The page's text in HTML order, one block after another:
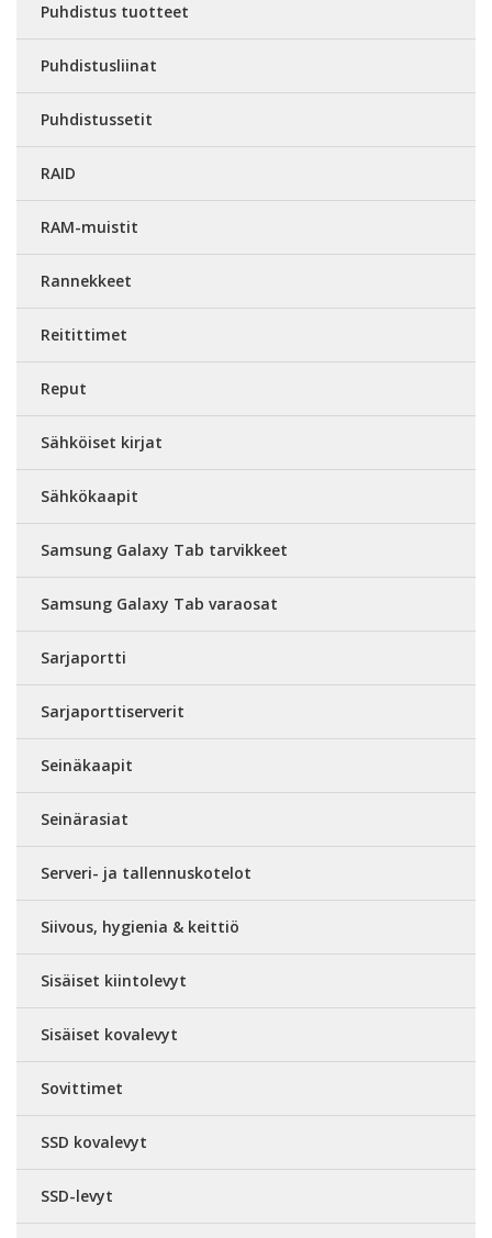
Puhdistus tuotteet
Puhdistusliinat
Puhdistussetit
RAID
RAM-muistit
Rannekkeet
Reitittimet
Reput
Sähköiset kirjat
Sähkökaapit
Samsung Galaxy Tab tarvikkeet
Samsung Galaxy Tab varaosat
Sarjaportti
Sarjaporttiserverit
Seinäkaapit
Seinärasiat
Serveri- ja tallennuskotelot
Siivous, hygienia & keittiö
Sisäiset kiintolevyt
Sisäiset kovalevyt
Sovittimet
SSD kovalevyt
SSD-levyt